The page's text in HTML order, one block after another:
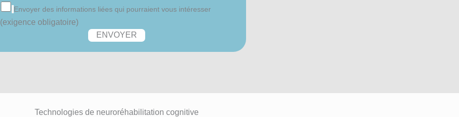
Envoyer des informations liées qui pourraient vous intéresser
(exigence obligatoire)
Technologies de neuroréhabilitation cognitive